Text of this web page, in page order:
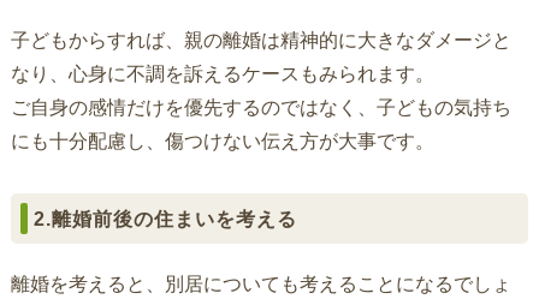
子どもからすれば、親の離婚は精神的に大きなダメージと
なり、心身に不調を訴えるケースもみられます。
ご自身の感情だけを優先するのではなく、子どもの気持ち
にも十分配慮し、傷つけない伝え方が大事です。
2.離婚前後の住まいを考える
離婚を考えると、別居についても考えることになるでしょ